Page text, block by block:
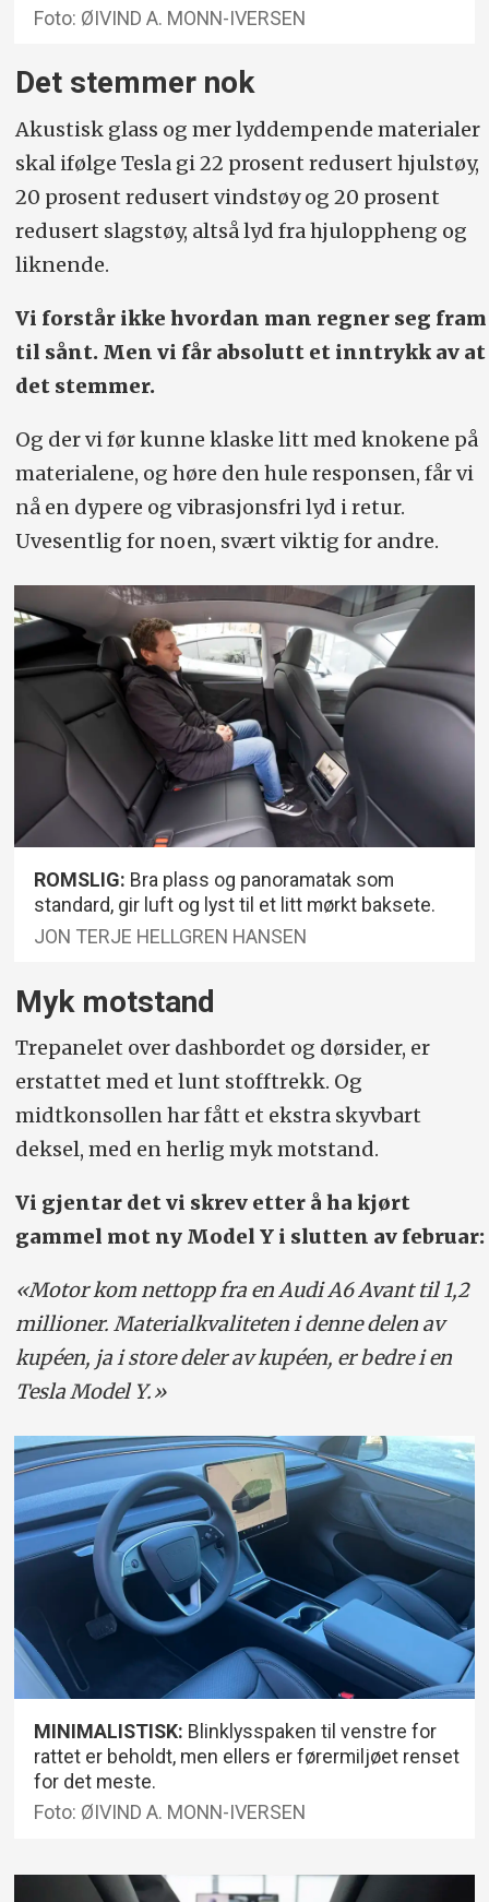
Foto: ØIVIND A. MONN-IVERSEN
Det stemmer nok
Akustisk glass og mer lyddempende materialer
skal ifølge Tesla gi 22 prosent redusert hjulstøy,
20 prosent redusert vindstøy og 20 prosent
redusert slagstøy, altså lyd fra hjuloppheng og
liknende.
Vi forstår ikke hvordan man regner seg fram
til sånt. Men vi får absolutt et inntrykk av at
det stemmer.
Og der vi før kunne klaske litt med knokene på
materialene, og høre den hule responsen, får vi
nå en dypere og vibrasjonsfri lyd i retur.
Uvesentlig for noen, svært viktig for andre.
ROMSLIG: Bra plass og panoramatak som
standard, gir luft og lyst til et litt mørkt baksete.
JON TERJE HELLGREN HANSEN
Myk motstand
Trepanelet over dashbordet og dørsider, er
erstattet med et lunt stofftrekk. Og
midtkonsollen har fått et ekstra skyvbart
deksel, med en herlig myk motstand.
Vi gjentar det vi skrev etter å ha kjørt
gammel mot ny Model Y i slutten av februar:
«Motor kom nettopp fra en Audi A6 Avant til 1,2
millioner. Material­kvaliteten i denne delen av
kupéen, ja i store deler av kupéen, er bedre i en
Tesla Model Y.»
MINIMALISTISK: Blinklysspaken til venstre for
rattet er beholdt, men ellers er førermiljøet renset
for det meste.
Foto: ØIVIND A. MONN-IVERSEN